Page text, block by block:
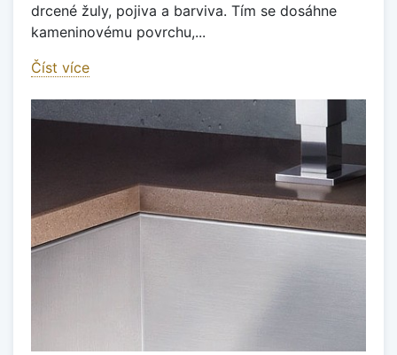
drcené žuly, pojiva a barviva. Tím se dosáhne
kameninovému povrchu,...
Číst více